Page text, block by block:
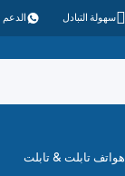
سهولة التبادل
هواتف تابلت & تابلت